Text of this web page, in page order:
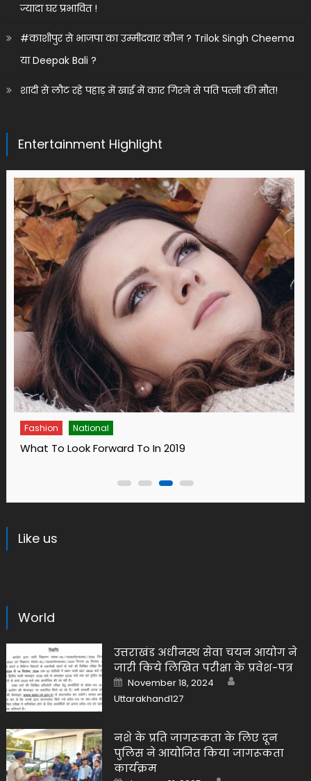
ज्यादा घर प्रभावित !
#काशीपुर से भाजपा का उम्मीदवार कौन ? Trilok Singh Cheema
या Deepak Bali ?
शादी से लौट रहे पहाड़ में खाई में कार गिरने से पति पत्नी की मौत!
Entertainment Highlight
Fashion
14 Ways To Bring Wellness Into Your Life In 2019
Like us
World
उत्तराखंड अधीनस्थ सेवा चयन आयोग ने
जारी किये लिखित परीक्षा के प्रवेश-पत्र
Posted
on
November 18, 2024
Uttarakhand127
नशे के प्रति जागरूकता के लिए दून
पुलिस ने आयोजित किया जागरूकता
कार्यक्रम